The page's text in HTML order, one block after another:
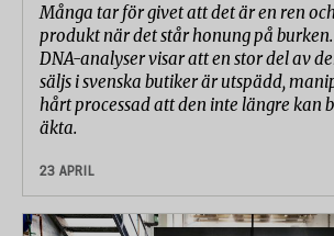
Många tar för givet att det är en ren
produkt när det står honung på
DNA-analyser visar att en stor del av
säljs i svenska butiker är utspädd,
hårt processad att den inte längre kan
äkta.
23 APRIL